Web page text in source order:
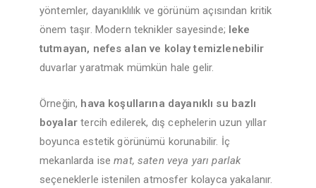
yöntemler, dayanıklılık ve görünüm açısından kritik
önem taşır. Modern teknikler sayesinde; leke
tutmayan, nefes alan ve kolay temizlenebilir
duvarlar yaratmak mümkün hale gelir.
Örneğin, hava koşullarına dayanıklı su bazlı
boyalar tercih edilerek, dış cephelerin uzun yıllar
boyunca estetik görünümü korunabilir. İç
mekanlarda isemat, saten veya yarı parlak
seçeneklerle istenilen atmosfer kolayca yakalanır.